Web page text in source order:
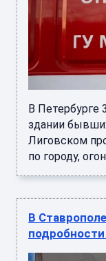
В Петербурге
здании
Лиговском
по городу,
В